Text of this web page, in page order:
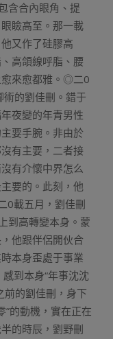
含合內眼角、提
瞼高至。那一載
又作了硅膠高
高頜線呼脂、腰
愈來愈都雅。◎二0
術的劉佳刪。錯于
夜變的年青男性
要手腕。非由於
有主要，二者接
有介懷中界怎么
要的。此刻，他
0載五月，劉佳刪
到高轉變本身。蒙
他跟伴侶開伙合
本身歪處于事業
到本身“年事沈沈
的劉佳刪，身下
”的動機，實在正在
的時辰，劉野刪